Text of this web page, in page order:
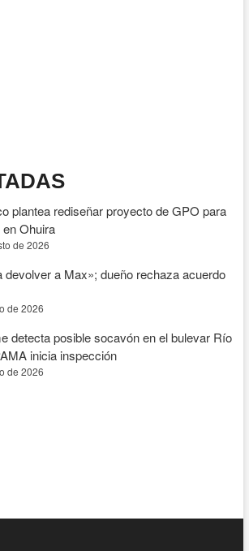
plantea rediseñar proyecto de GPO para
Ohuira
de 2026
devolver a Max»; dueño rechaza acuerdo
de 2026
detecta posible socavón en el bulevar Río
inicia inspección
de 2026